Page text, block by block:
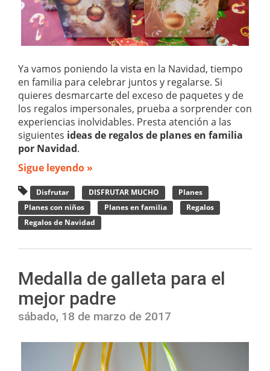
Ya vamos poniendo la vista en la Navidad, tiempo
en familia para celebrar juntos y regalarse. Si
quieres desmarcarte del exceso de paquetes y de
los regalos impersonales, prueba a sorprender con
experiencias inolvidables. Presta atención a las
siguientes ideas de regalos de planes en familia
por Navidad.
Sigue leyendo »
Disfrutar DISFRUTAR MUCHO
Planes
Planes con niños
Planes en familia
Regalos
Regalos de Navidad
Medalla de galleta para el
mejor padre
sábado, 18 de marzo de 2017